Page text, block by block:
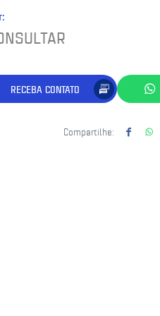
RECEBA CONTATO
Compartilhe: